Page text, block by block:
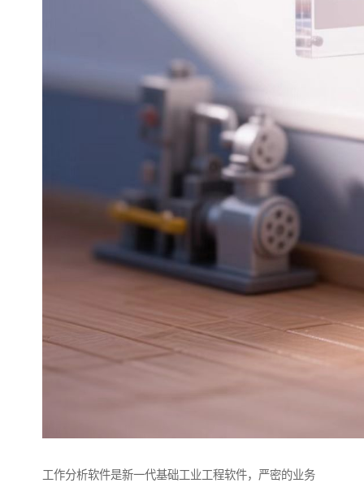
工作分析软件是新一代基础工业工程软件，严密的业务